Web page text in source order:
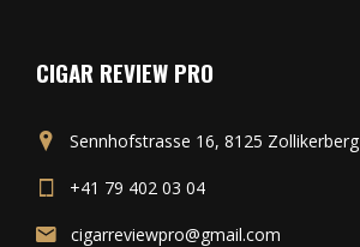
CIGAR REVIEW PRO
Sennhofstrasse 16, 8125 Zollikerberg
+41 79 402 03 04
cigarreviewpro@gmail.com